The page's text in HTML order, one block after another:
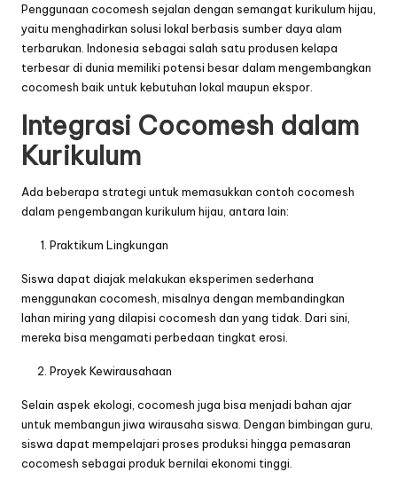
Penggunaan cocomesh sejalan dengan semangat kurikulum hijau,
yaitu menghadirkan solusi lokal berbasis sumber daya alam
terbarukan. Indonesia sebagai salah satu produsen kelapa
terbesar di dunia memiliki potensi besar dalam mengembangkan
cocomesh baik untuk kebutuhan lokal maupun ekspor.
Integrasi Cocomesh dalam
Kurikulum
Ada beberapa strategi untuk memasukkan contoh cocomesh
dalam pengembangan kurikulum hijau, antara lain:
Praktikum Lingkungan
Siswa dapat diajak melakukan eksperimen sederhana
menggunakan cocomesh, misalnya dengan membandingkan
lahan miring yang dilapisi cocomesh dan yang tidak. Dari sini,
mereka bisa mengamati perbedaan tingkat erosi.
Proyek Kewirausahaan
Selain aspek ekologi, cocomesh juga bisa menjadi bahan ajar
untuk membangun jiwa wirausaha siswa. Dengan bimbingan guru,
siswa dapat mempelajari proses produksi hingga pemasaran
cocomesh sebagai produk bernilai ekonomi tinggi.